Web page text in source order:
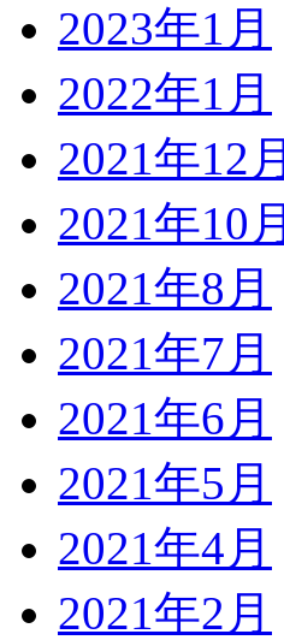
2023年1月
2022年1月
2021年12月
2021年10月
2021年8月
2021年7月
2021年6月
2021年5月
2021年4月
2021年2月